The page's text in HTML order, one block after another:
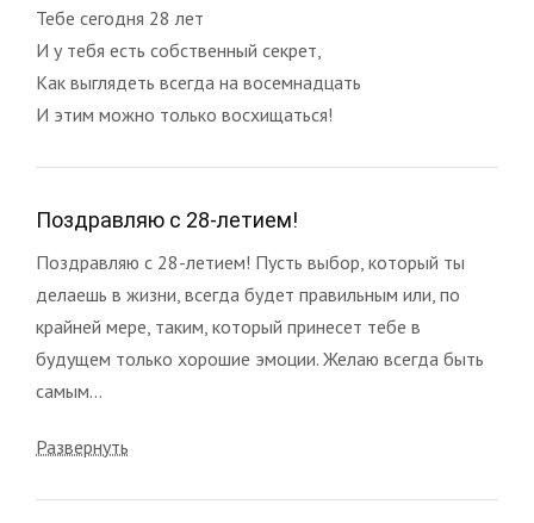
Тебе сегодня 28 лет
И у тебя есть собственный секрет,
Как выглядеть всегда на восемнадцать
И этим можно только восхищаться!
Поздравляю с 28-летием!
Поздравляю с 28-летием! Пусть выбор, который ты
делаешь в жизни, всегда будет правильным или, по
крайней мере, таким, который принесет тебе в
будущем только хорошие эмоции. Желаю всегда быть
самым...
Развернуть